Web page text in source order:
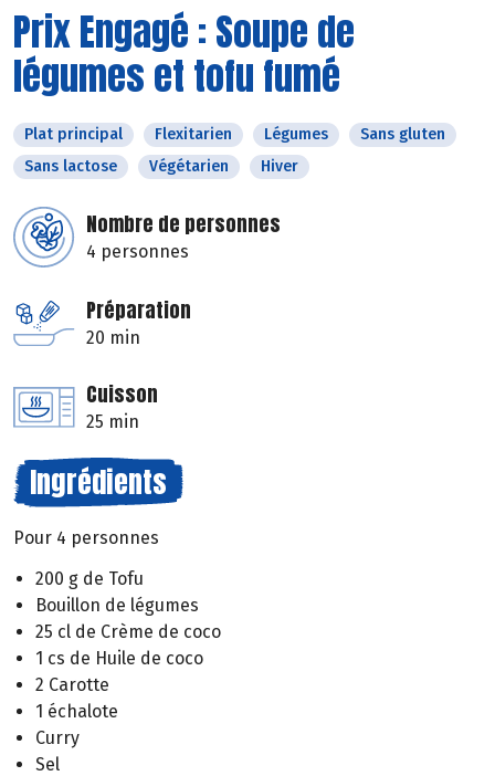
Prix Engagé : Soupe de
légumes et tofu fumé
Plat principal Flexitarien Légumes
Sans gluten
Sans lactose
Végétarien Hiver
Nombre de personnes
4 personnes
Préparation
20 min
Cuisson
25 min
Ingrédients
Pour 4 personnes
200 g de Tofu
Bouillon de légumes
25 cl de Crème de coco
1 cs de Huile de coco
2 Carotte
1 échalote
Curry
Sel